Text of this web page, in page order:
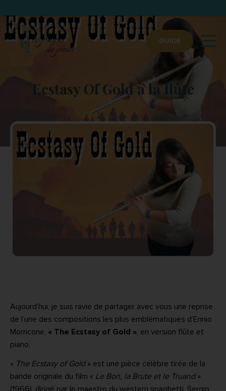
GUIDE
Ecstasy Of Gold à la flûte
Aujourd’hui, je suis ravie de partager avec vous une reprise
de l’une des compositions les plus emblématiques d’Ennio
Morricone, « The Ecstasy of Gold », en version flûte et
piano.
« The Ecstasy of Gold» est une pièce célèbre tirée de la
bande originale du film « Le Bon, la Brute et le Truand»